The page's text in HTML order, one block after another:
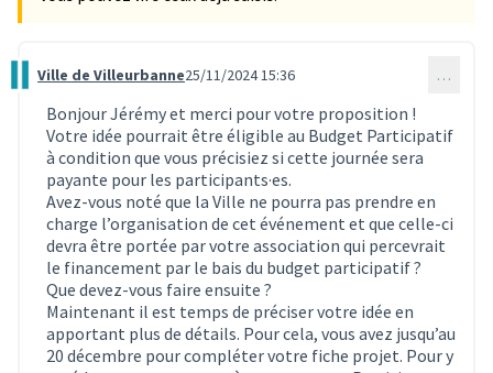
Commentaire 3688
Ville de Villeurbanne25/11/2024 15:36 …
Bonjour Jérémy et merci pour votre proposition !
Votre idée pourrait être éligible au Budget Participatif
à condition que vous précisiez si cette journée sera
payante pour les participants·es.
Avez-vous noté que la Ville ne pourra pas prendre en
charge l’organisation de cet événement et que celle-ci
devra être portée par votre association qui percevrait
le financement par le bais du budget participatif ?
Que devez-vous faire ensuite ?
Maintenant il est temps de préciser votre idée en
apportant plus de détails. Pour cela, vous avez jusqu’au
20 décembre pour compléter votre fiche projet. Pour y